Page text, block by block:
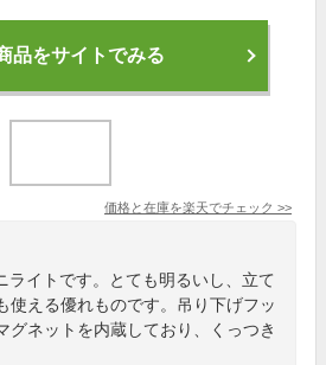
品をサイトでみる
価格と在庫を楽天でチェック >>
ライトです。とても明るいし、立て
使える優れものです。吊り下げフッ
グネットを内蔵しており、くっつき